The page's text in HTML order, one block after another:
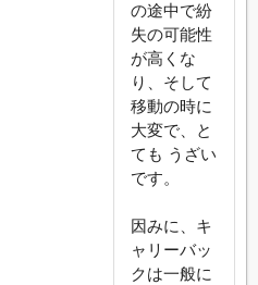
の途中で紛
失の可能性
が高くな
り、そして
移動の時に
大変で、と
ても うざい
です。
因みに、キ
ャリーバッ
クは一般に